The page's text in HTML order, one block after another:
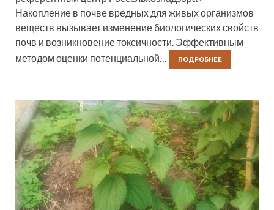
Накопление в почве вредных для живых организмов
веществ вызывает изменение биологических свойств
почв и возникновение токсичности. Эффективным
методом оценки потенциальной…
ПОДРОБНЕЕ